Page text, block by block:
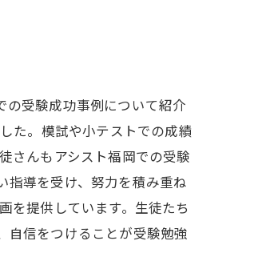
の受験成功事例について紹介
た。模試や小テストでの成績
さんもアシスト福岡での受験
指導を受け、努力を積み重ね
を提供しています。生徒たち
自信をつけることが受験勉強